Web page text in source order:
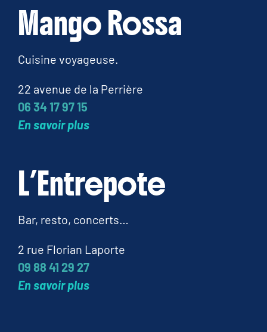
Mango Rossa
Cuisine voyageuse.
22 avenue de la Perrière
06 34 17 97 15
En savoir plus
L’Entrepote
Bar, resto, concerts…
2 rue Florian Laporte
09 88 41 29 27
En savoir plus